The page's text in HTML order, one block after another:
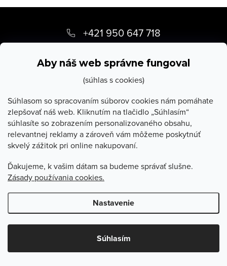
Aby náš web správne fungoval
(súhlas s cookies)
Súhlasom so spracovaním súborov cookies nám pomáhate
zlepšovať náš web. Kliknutím na tlačidlo „Súhlasím“
súhlasíte so zobrazením personalizovaného obsahu,
relevantnej reklamy a zároveň vám môžeme poskytnúť
skvelý zážitok pri online nakupovaní.
Ďakujeme, k vašim dátam sa budeme správať slušne.
Zásady používania cookies.
Nastavenie
Súhlasím
p
+421 950 647 718
O Stevula
Poradňa
Copyright 2026Stevula.sk. Všetky práva vyhradené.Upraviť
nastavenie cookies